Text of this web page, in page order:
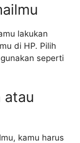
lakukan
di HP. Pilih
seperti
atau
kamu harus